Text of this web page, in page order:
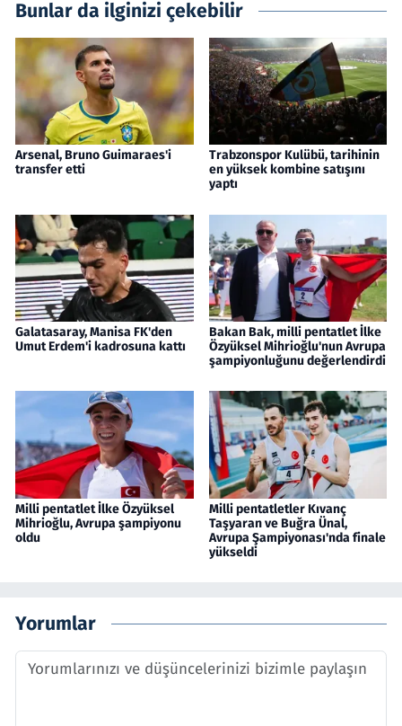
Bunlar da ilginizi çekebilir
Arsenal, Bruno Guimaraes'i
transfer etti
Trabzonspor Kulübü, tarihinin
en yüksek kombine satışını
yaptı
Galatasaray, Manisa FK'den
Umut Erdem'i kadrosuna kattı
Bakan Bak, milli pentatlet İlke
Özyüksel Mihrioğlu'nun Avrupa
şampiyonluğunu değerlendirdi
Milli pentatlet İlke Özyüksel
Mihrioğlu, Avrupa şampiyonu
oldu
Milli pentatletler Kıvanç
Taşyaran ve Buğra Ünal,
Avrupa Şampiyonası'nda finale
yükseldi
Yorumlar